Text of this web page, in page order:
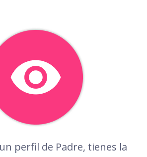
perfil de Padre, tienes la